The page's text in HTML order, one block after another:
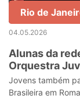
Rio de
04.05.2026
Alunas da
Orquestra
Jovens também
Brasileira em